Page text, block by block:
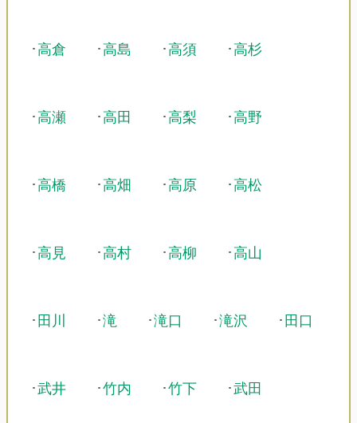
･高倉 ･高島 ･高須 ･高杉
･高瀬 ･高田 ･高梨 ･高野
･高橋 ･高畑 ･高原 ･高松
･高見 ･高村 ･高柳 ･高山
･ 田川 ･滝 ･滝口 ･滝沢 ･ 田口
･武井 ･竹内 ･竹下 ･武田